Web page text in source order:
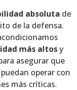
absoluta de
de la defensa.
más altosy
asegurar que
operar con
más críticas.